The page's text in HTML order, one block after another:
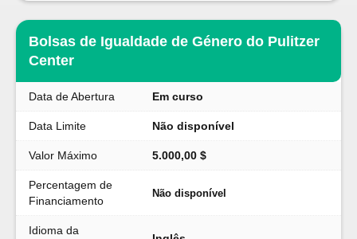
Bolsas de Igualdade de Género do Pulitzer
Center
Data de Abertura Em curso
Data Limite Não disponível
Valor Máximo 5.000,00 $
Percentagem de
Financiamento
Não disponível
Idioma da